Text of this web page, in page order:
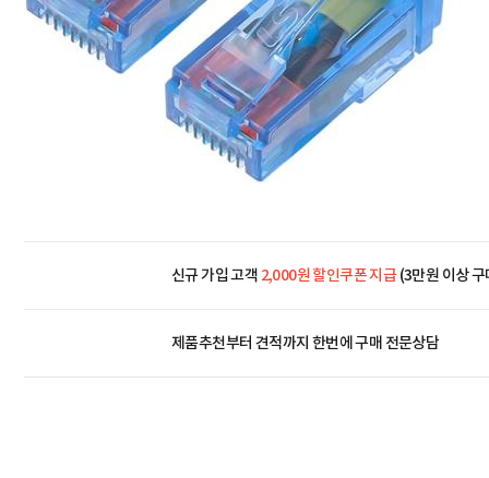
신규 가입 고객 2,000원 할인쿠폰 지급(3만원 이상 구
제품추천부터 견적까지 한번에구매 전문상담